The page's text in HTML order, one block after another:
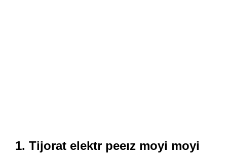
1. Tijorat elektr peeız moyi moyi